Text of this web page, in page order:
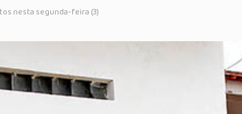
nesta segunda-feira (3)